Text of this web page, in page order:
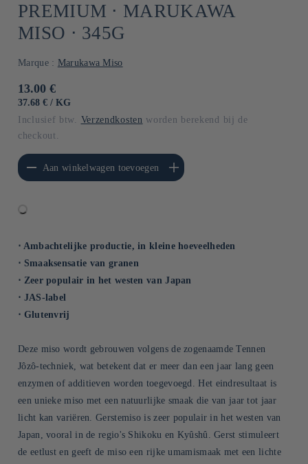
PREMIUM ⋅ MARUKAWA
MISO ⋅ 345G
Marque : Marukawa Miso
Normale
prijs
13.00 €
EENHEIDSPRIJS
37.68 € / PER
KG
Inclusief btw. Verzendkosten worden berekend bij de
checkout.
voor Default
Title
Aan winkelwagen toevoegen
Aantal verhogen voor Default
Title
⋅ Ambachtelijke productie, in kleine hoeveelheden
⋅ Smaaksensatie van granen
⋅ Zeer populair in het westen van Japan
⋅ JAS-label
⋅ Glutenvrij
Deze miso wordt gebrouwen volgens de zogenaamde Tennen
Jôzô-techniek, wat betekent dat er meer dan een jaar lang geen
enzymen of additieven worden toegevoegd. Het eindresultaat is
een unieke miso met een natuurlijke smaak die van jaar tot jaar
licht kan variëren. Gerstemiso is zeer populair in het westen van
Japan, vooral in de regio's Shikoku en Kyûshû. Gerst stimuleert
de eetlust en geeft de miso een rijke umamismaak met een lichte